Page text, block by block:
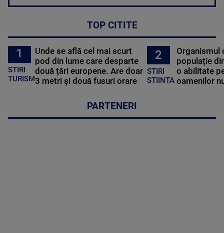
TOP CITITE
1
STIRI
TURISM
Unde se află cel mai scurt
pod din lume care desparte
două țări europene. Are doar
3 metri și două fusuri orare
2
STIRI
STIINTA
Organismul
populație
o abilitate
oamenilor
PARTENERI